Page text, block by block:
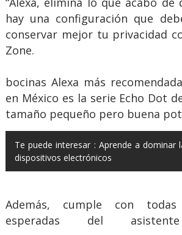
hay una configuración que
conservar mejor tu privacidad
Zone.
bocinas Alexa más
en México es la serie Echo Dot
tamaño pequeño pero buena
Te puede interesar : Aprende a dominar
dispositivos electrónicos
Además, cumple con
esperadas del